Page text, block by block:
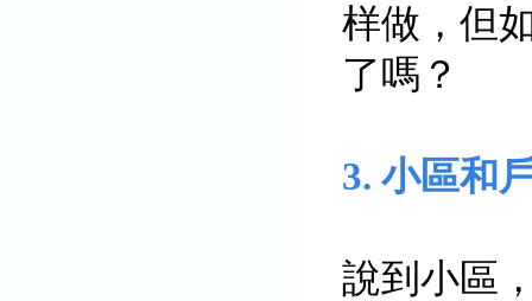
样做，但
了嗎？
3. 小區和
說到小區